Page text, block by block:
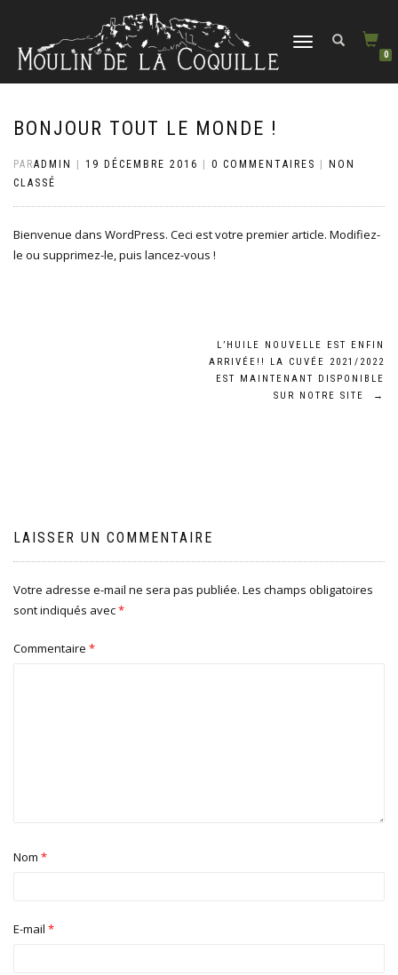
DÉPLIER
0
BONJOUR TOUT LE MONDE !
PARADMIN 19 DÉCEMBRE 2016 0 COMMENTAIRES
NON
CLASSÉ
Bienvenue dans WordPress. Ceci est votre premier article. Modifiez-
le ou supprimez-le, puis lancez-vous !
L’HUILE NOUVELLE EST ENFIN
ARRIVÉE!! LA CUVÉE 2021/2022
EST MAINTENANT DISPONIBLE
SUR NOTRE SITE
→
LAISSER UN COMMENTAIRE
Votre adresse e-mail ne sera pas publiée. Les champs obligatoires
sont indiqués avec*
Commentaire *
Nom *
E-mail *